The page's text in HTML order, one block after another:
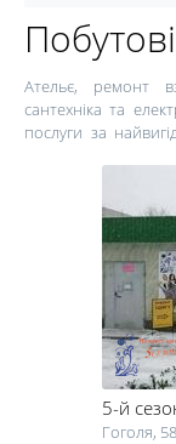
Ательє, ремонт
сантехніка та
послуги за
компаній – як
послуг. Послуги
будівельного
проведення
Пошиття одягу –
обрати гарне
репутацію
оцінити
Ремонт одягу,
оперативно. Ми
екстрений ремонт
пралень, ремонт
5-й
Гоголя,